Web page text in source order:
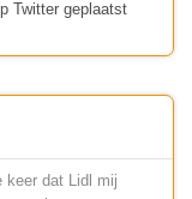
Twitter geplaatst
keer dat Lidl mij